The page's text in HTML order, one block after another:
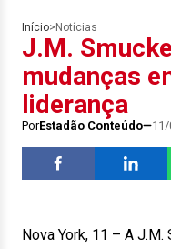
Início> Notícias
J.M.
mudanças
liderança
PorEstadão Conteúdo
Nova York, 11 – A J.M.